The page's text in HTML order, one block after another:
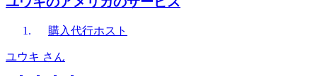
購入代行ホスト
ユウキ さん